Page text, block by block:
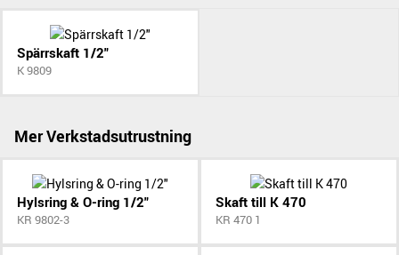
Spärrskaft 1/2"
K 9809
Mer Verkstadsutrustning
Hylsring & O-ring 1/2"
KR 9802-3
Skaft till K 470
KR 470 1